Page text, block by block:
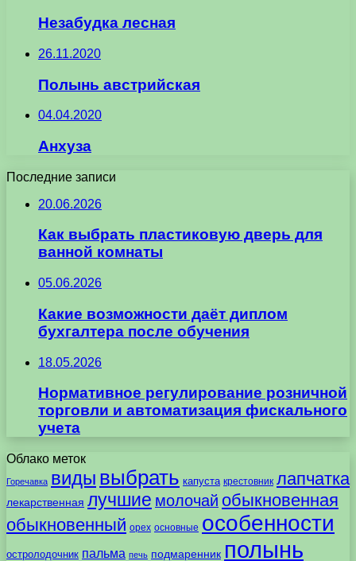
Незабудка лесная
26.11.2020
Полынь австрийская
04.04.2020
Анхуза
Последние записи
20.06.2026
Как выбрать пластиковую дверь для
ванной комнаты
05.06.2026
Какие возможности даёт диплом
бухгалтера после обучения
18.05.2026
Нормативное регулирование розничной
торговли и автоматизация фискального
учета
Облако меток
Горечавка виды выбрать капуста крестовник лапчатка
лекарственная лучшие молочай обыкновенная
обыкновенный орех основные особенности
остролодочник пальма печь подмаренник полынь